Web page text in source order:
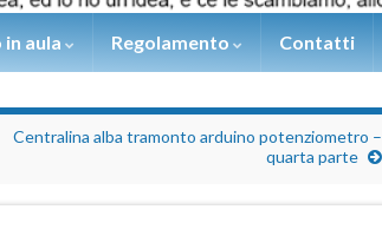
in aula Regolamento Contatti
Centralina alba tramonto arduino potenziometro –
quarta parte